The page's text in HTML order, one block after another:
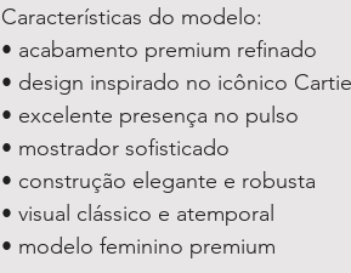
Características do modelo:
• acabamento premium refinado
• design inspirado no icônico
• excelente presença no pulso
• mostrador sofisticado
• construção elegante e robusta
• visual clássico e atemporal
• modelo feminino premium